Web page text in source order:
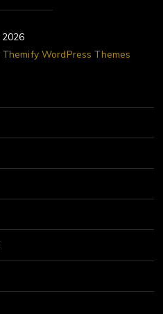
2026
Themify WordPress Themes